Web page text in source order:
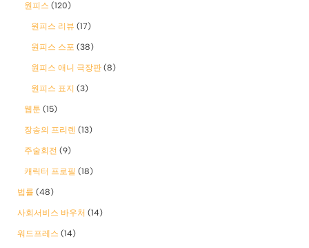
원피스 (120)
원피스 리뷰 (17)
원피스 스포 (38)
원피스 애니 극장판 (8)
원피스 표지 (3)
웹툰 (15)
장송의 프리렌 (13)
주술회전 (9)
캐릭터 프로필 (18)
법률 (48)
사회서비스 바우처 (14)
워드프레스 (14)